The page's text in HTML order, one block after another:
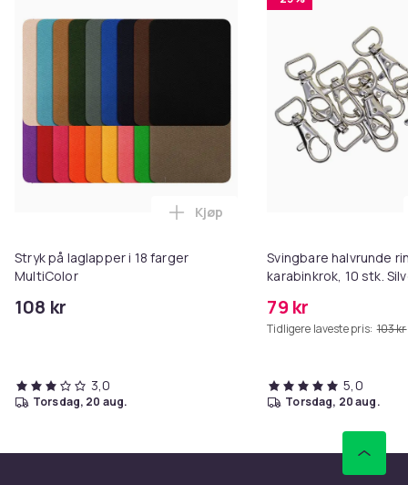
Stryk på laglapper i 18 farger
MultiColor
108 kr
Legg Stryk på laglapper i 18
Kjøp
3,0
torsdag, 20 aug.
Svingbare halvrunde
karabinkrok, 10 stk.
79 kr
Tidligere laveste pris: 103 kr
5,0
torsdag, 20 aug.